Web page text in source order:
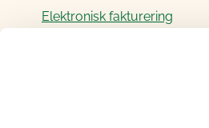
Elektronisk fakturering